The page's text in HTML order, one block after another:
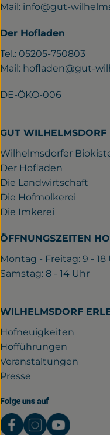
Mail: info@gut-
Der Hofladen
Tel.: 05205-750803
Mail: hofladen@gut-
DE-ÖKO-006
GUT WILHELMSDORF
Wilhelmsdorfer
Der Hofladen
Die Landwirtschaft
Die Hofmolkerei
Die Imkerei
ÖFFNUNGSZEITEN
Montag - Freitag: 9 - 18
Samstag: 8 - 14 Uhr
WILHELMSDORF
Hofneuigkeiten
Hofführungen
Veranstaltungen
Presse
Folge uns auf
Externer Link zu
Externer